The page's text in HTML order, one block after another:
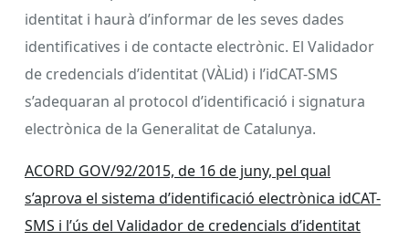
identitat i haurà d’informar de les seves dades
identificatives i de contacte electrònic. El Validador
de credencials d’identitat (VÀLid) i l’idCAT-SMS
s’adequaran al protocol d’identificació i signatura
electrònica de la Generalitat de Catalunya.
ACORD GOV/92/2015, de 16 de juny, pel qual
s’aprova el sistema d’identificació electrònica idCAT-
SMS i l’ús del Validador de credencials d’identitat